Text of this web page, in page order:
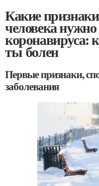
Какие
человека
коронавируса:
ты болен
Первые признаки,
заболевания